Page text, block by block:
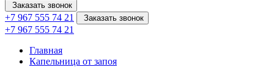
Заказать звонок
+7 967 555 74 21 Заказать звонок
+7 967 555 74 21
Главная
Капельница от запоя